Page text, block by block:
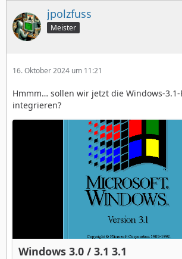
jpolzfuss
Meister
16. Oktober 2024 um 11:21
Hmmm… sollen wir jetzt die Windows-3.1-
integrieren?
Windows 3.0 / 3.1 3.1